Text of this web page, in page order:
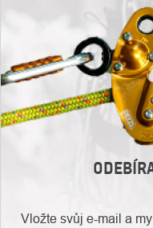
Vložte svůj e-mail a